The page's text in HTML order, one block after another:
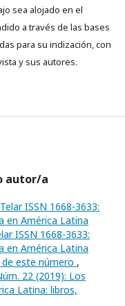
sea alojado en el
a través de las bases
para su indización, con
y sus autores.
autor/a
ISSN 1668-3633:
en América Latina
ISSN 1668-3633:
en América Latina
este número ,
22 (2019): Los
Latina: libros,